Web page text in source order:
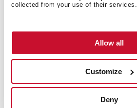
collected from your use of their services.
Allow all
Customize
Deny
Astral 45 B-TG 1B 1D SANDBEIGE